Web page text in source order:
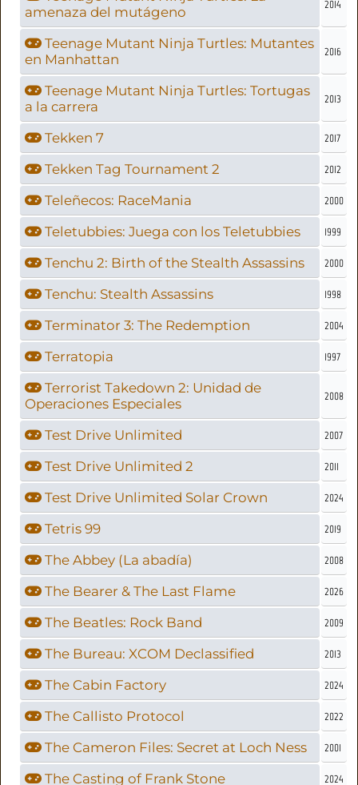
amenaza del mutágeno
2014
Teenage Mutant Ninja Turtles: Mutantes
en Manhattan
2016
Teenage Mutant Ninja Turtles: Tortugas
a la carrera
2013
Tekken 7 2017
Tekken Tag Tournament 2 2012
Teleñecos: RaceMania 2000
Teletubbies: Juega con los Teletubbies 1999
Tenchu 2: Birth of the Stealth Assassins 2000
Tenchu: Stealth Assassins 1998
Terminator 3: The Redemption 2004
Terratopia 1997
Terrorist Takedown 2: Unidad de
Operaciones Especiales
2008
Test Drive Unlimited 2007
Test Drive Unlimited 2 2011
Test Drive Unlimited Solar Crown 2024
Tetris 99 2019
The Abbey (La abadía) 2008
The Bearer & The Last Flame 2026
The Beatles: Rock Band 2009
The Bureau: XCOM Declassified 2013
The Cabin Factory 2024
The Callisto Protocol 2022
The Cameron Files: Secret at Loch Ness 2001
The Casting of Frank Stone 2024